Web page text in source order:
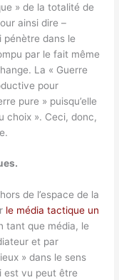
» de la totalité de
ainsi dire –
pénètre dans le
par le fait même
La « Guerre
pour
pure » puisqu’elle
choix ». Ceci, donc,
de l’espace de la
le média tactique un
tant que média, le
et par
» dans le sens
est vu peut être